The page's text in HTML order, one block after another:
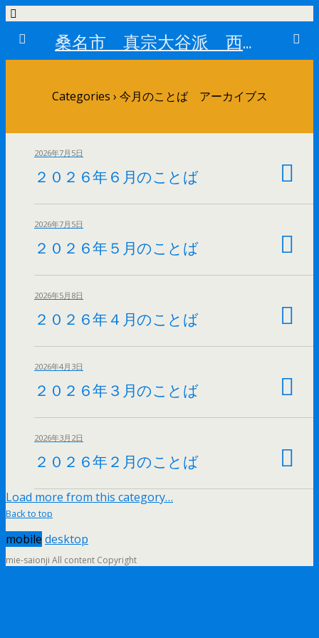
桑名市 真宗大谷派 西恩寺
Categories › 今月のことば アーカイブス
2026年7月5日
２０２６年６月のことば
2026年7月5日
２０２６年５月のことば
2026年5月8日
２０２６年４月のことば
2026年4月3日
２０２６年３月のことば
2026年3月2日
２０２６年２月のことば
Load more from this category…
Back to top
mobile desktop
mie-saionji All content Copyright